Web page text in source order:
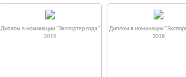
Диплом в номинации "Экспортер года"
2019
Диплом в номинации
2018